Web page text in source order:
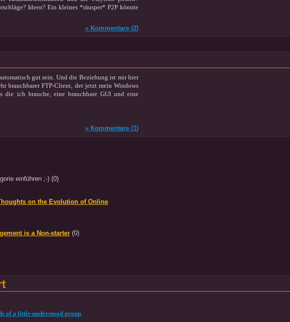
Ideen? Ein kleines *räusper* P2P könnte
» Kommentare (2)
gut sein. Und die Beziehung ist mir hier
brauchbarer FTP-Client, der jetzt mein Windows
die ich brauche, eine brauchbare GUI und eine
» Kommentare (1)
einführen ;-) (0)
on the Evolution of Online
is a Non-starter (0)
of a little-understood group